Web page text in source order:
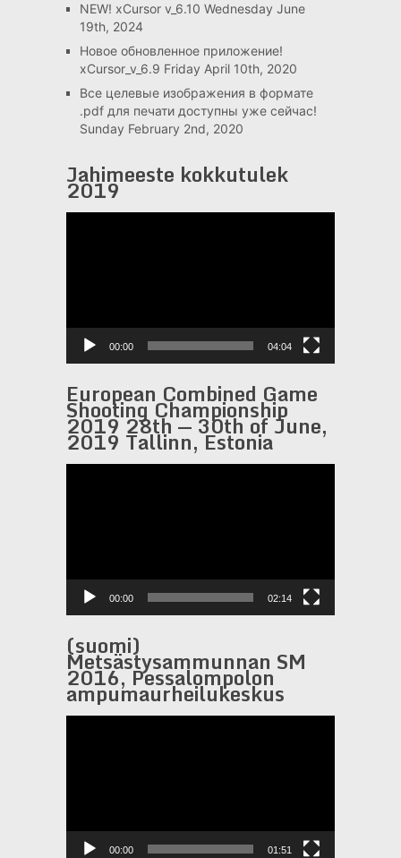
NEW! xCursor v_6.10 Wednesday June
19th, 2024
Новое обновленное приложение!
xCursor_v_6.9 Friday April 10th, 2020
Все целевые изображения в формате
.pdf для печати доступны уже сейчас!
Sunday February 2nd, 2020
Jahimeeste kokkutulek
2019
00:00 04:04
European Combined Game
Shooting Championship
2019 28th — 30th of June,
2019 Tallinn, Estonia
00:00 02:14
(suomi)
Metsästysammunnan SM
2016, Pessalompolon
ampumaurheilukeskus
00:00 01:51